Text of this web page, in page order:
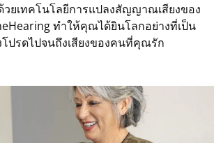
วยเทคโนโลยีการแปลงสัญญาณเสียงของ
ทำให้คุณได้ยินโลกอย่างที่เป็น
โปรดไปจนถึงเสียงของคนที่คุณรัก